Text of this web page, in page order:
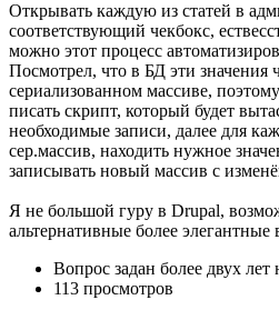
Открывать каждую из статей в
соответствующий чекбокс,
можно этот процесс
Посмотрел, что в БД эти значения
сериализованном массиве,
писать скрипт, который будет
необходимые записи, далее для
сер.массив, находить нужное
записывать новый массив с
Я не большой гуру в Drupal,
альтернативные более элегантные
Вопрос задан более двух лет
113 просмотров